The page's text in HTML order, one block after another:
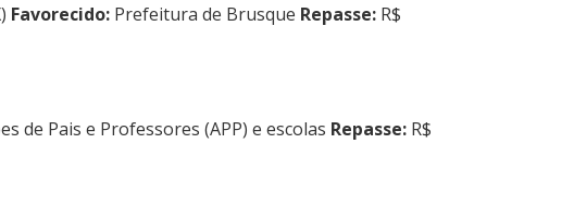
Favorecido: Prefeitura de Brusque Repasse: R$
de Pais e Professores (APP) e escolas Repasse: R$